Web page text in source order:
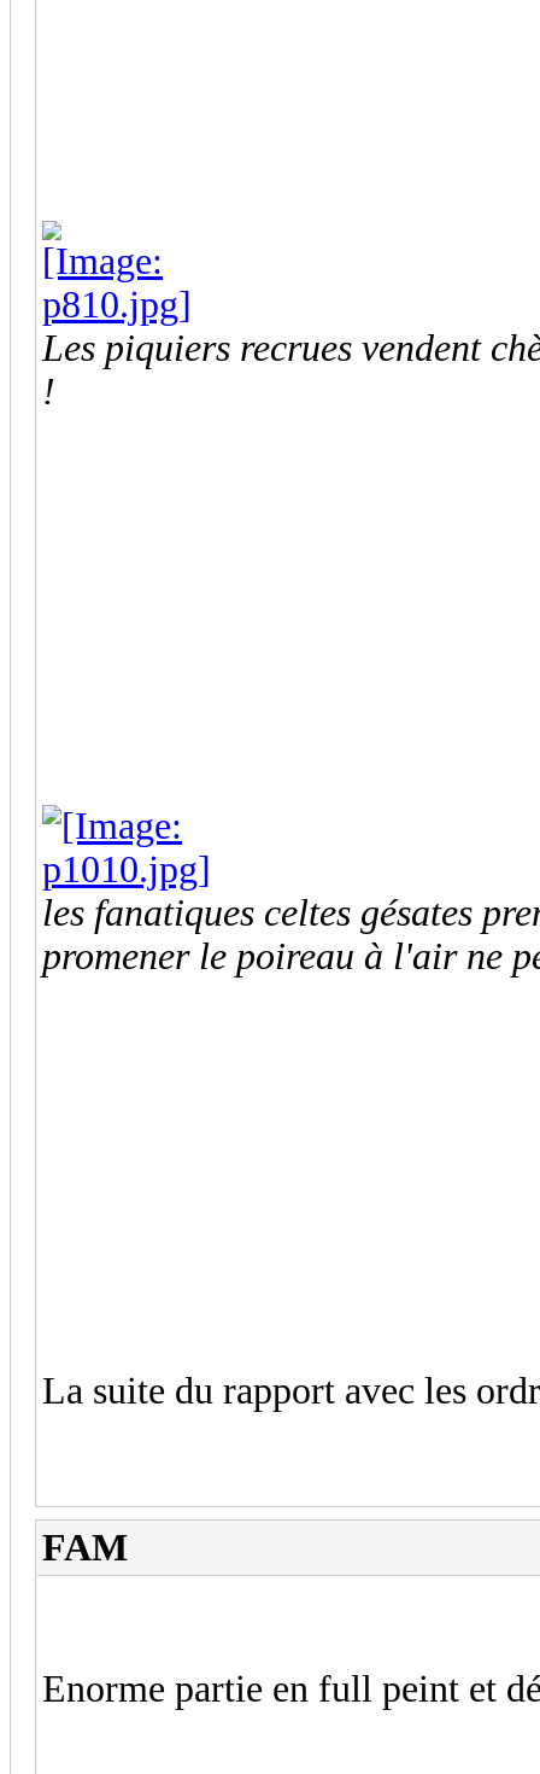
Les piquiers recrues vendent
!
les fanatiques celtes gésates
promener le poireau à l'air ne
La suite du rapport avec les
FAM
Enorme partie en full peint et